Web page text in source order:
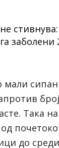
мали
Така
до